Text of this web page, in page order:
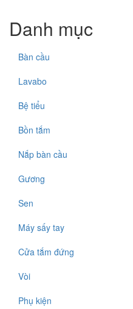
Danh mục
Bàn cầu
Lavabo
Bệ tiểu
Bồn tắm
Nắp bàn cầu
Gương
Sen
Máy sấy tay
Cửa tắm đứng
Vòi
Phụ kiện